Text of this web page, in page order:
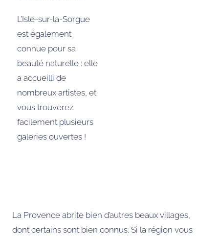
L’Isle-sur-la-Sorgue
est également
connue pour sa
beauté naturelle : elle
a accueilli de
nombreux artistes, et
vous trouverez
facilement plusieurs
galeries ouvertes !
La Provence abrite bien d’autres beaux villages,
dont certains sont bien connus. Si la région vous